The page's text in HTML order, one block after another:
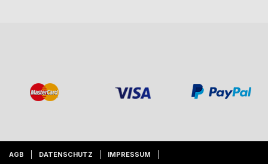
AGB DATENSCHUTZ IMPRESSUM